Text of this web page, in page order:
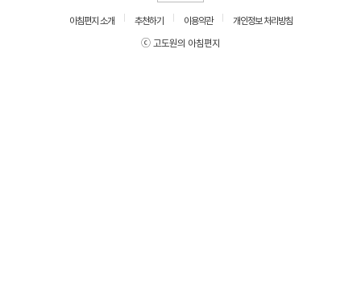
아침편지 소개 추천하기 이용약관
개인정보 처리방침
ⓒ 고도원의 아침편지